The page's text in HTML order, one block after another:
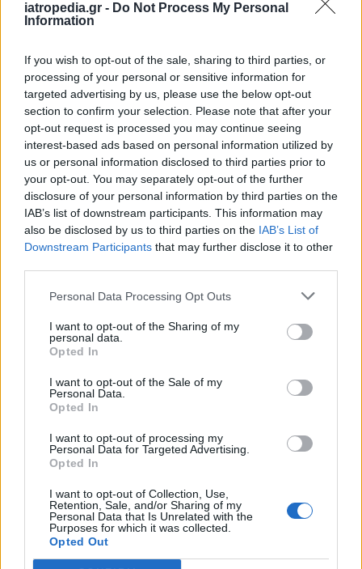
iatropedia.gr - Do Not Process My Personal
Information
If you wish to opt-out of the sale, sharing to third parties, or
processing of your personal or sensitive information for
targeted advertising by us, please use the below opt-out
section to confirm your selection. Please note that after your
opt-out request is processed you may continue seeing
interest-based ads based on personal information utilized by
us or personal information disclosed to third parties prior to
your opt-out. You may separately opt-out of the further
disclosure of your personal information by third parties on the
IAB’s list of downstream participants. This information may
also be disclosed by us to third parties on the IAB’s List of
Downstream Participants that may further disclose it to other
Personal Data Processing Opt Outs
I want to opt-out of the Sharing of my
personal data.
Opted In
I want to opt-out of the Sale of my
Personal Data.
Opted In
I want to opt-out of processing my
Personal Data for Targeted Advertising.
Opted In
I want to opt-out of Collection, Use,
Retention, Sale, and/or Sharing of my
Personal Data that Is Unrelated with the
Purposes for which it was collected.
Opted Out
27 Ιουνίου 2013 08:13
Με σπόντες για φάρμακο-προσωπικό
αποχωρεί ο πρόεδρος του ΕΟΦ ! Η
επιστολή παραίτησης και οι κόντρες
Με βολές για έλλειψη προσωπικού και εθνικής
στρατηγικής για το φάρμακο αποχωρεί από τον
Σύννεφο παραιτήσεων στην Υγεία!
Φεύγει και ο πρόεδρος του ΕΟΦ. Όλο το
παρασκήνιο